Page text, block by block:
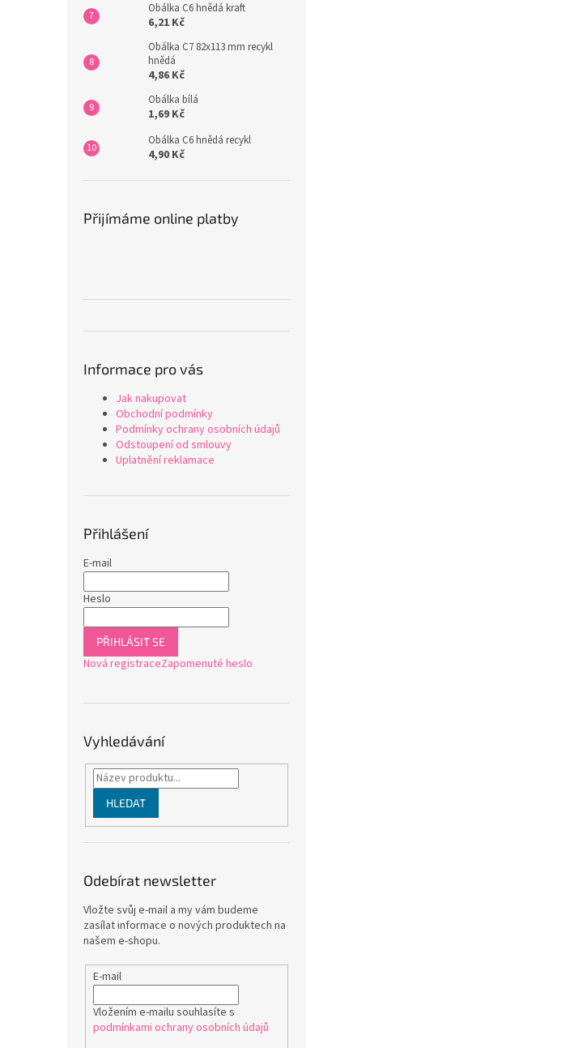
Obálka C6 hnědá kraft
6,21 Kč
Obálka C7 82x113 mm recykl
hnědá
4,86 Kč
Obálka bílá
1,69 Kč
Obálka C6 hnědá recykl
4,90 Kč
Přijímáme online platby
Informace pro vás
Jak nakupovat
Obchodní podmínky
Podmínky ochrany osobních údajů
Odstoupení od smlouvy
Uplatnění reklamace
Přihlášení
E-mail
Heslo
PŘIHLÁSIT SE
Nová registraceZapomenuté heslo
Vyhledávání
HLEDAT
Odebírat newsletter
Vložte svůj e-mail a my vám budeme
zasílat informace o nových produktech na
našem e-shopu.
E-mail
Vložením e-mailu souhlasíte s
podmínkami ochrany osobních údajů